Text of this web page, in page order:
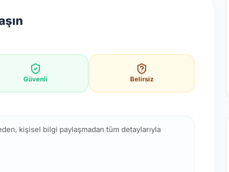
Güvenli Belirsiz